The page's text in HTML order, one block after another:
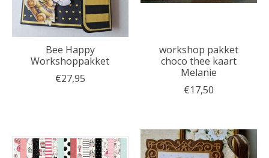
Bee Happy
Workshoppakket
€27,95
workshop pakket
choco thee kaart
Melanie
€17,50